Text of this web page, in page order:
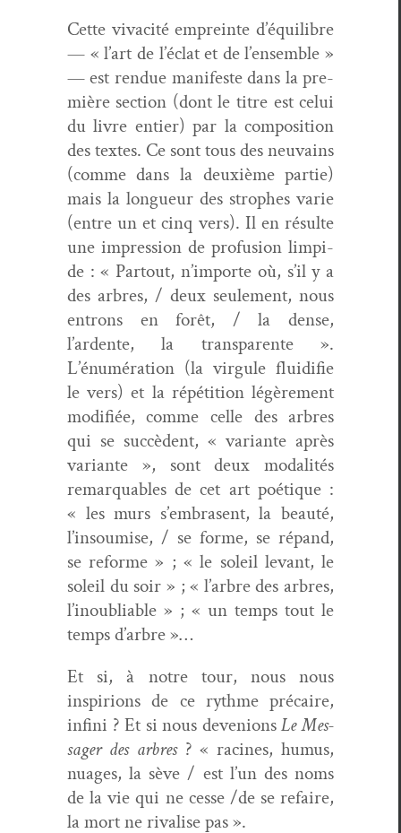
Cette vivac­ité empreinte d’équilibre
— « l’art de l’éclat et de l’ensemble »
— est ren­due man­i­feste dans la pre­
mière sec­tion (dont le titre est celui
du livre entier) par la com­po­si­tion
des textes. Ce sont tous des neu­vains
(comme dans la deux­ième par­tie)
mais la longueur des stro­phes varie
(entre un et cinq vers). Il en résulte
une impres­sion de pro­fu­sion limpi­
de : « Partout, n’importe où, s’il y a
des arbres, / deux seule­ment, nous
entrons en forêt, / la dense,
l’ardente, la trans­par­ente ».
L’énumération (la vir­gule flu­id­i­fie
le vers) et la répéti­tion légère­ment
mod­i­fiée, comme celle des arbres
qui se suc­cè­dent, « vari­ante après
vari­ante », sont deux modal­ités
remar­quables de cet art poé­tique :
« les murs s’embrasent, la beauté,
l’insoumise, / se forme, se répand,
se reforme » ; « le soleil lev­ant, le
soleil du soir » ; « l’arbre des arbres,
l’inoubliable » ; « un temps tout le
temps d’arbre »…
Et si, à notre tour, nous nous
inspiri­ons de ce rythme pré­caire,
infi­ni ? Et si nous deve­nionsLe Mes­
sager des arbres? « racines, humus,
nuages, la sève / est l’un des noms
de la vie qui ne cesse /de se refaire,
la mort ne rivalise pas ».